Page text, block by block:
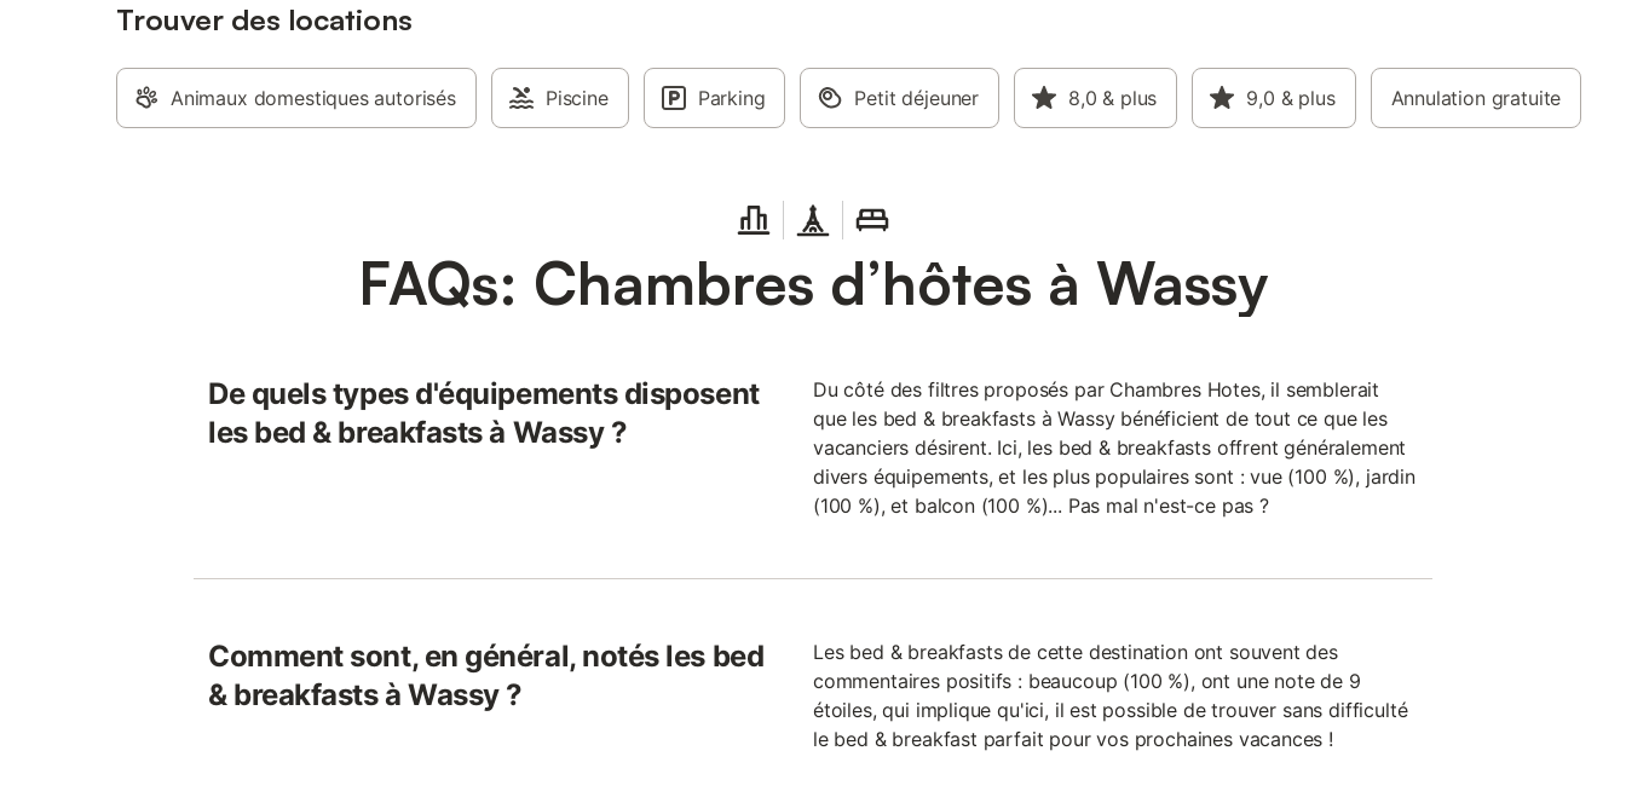
Trouver des locations
Animaux domestiques autorisés Piscine Parking Petit déjeuner 8,0 & plus 9,0 & plus Annulation gratuite
FAQs: Chambres d’hôtes à Wassy
De quels types d'équipements disposent
les bed & breakfasts à Wassy ?
Du côté des filtres proposés par Chambres Hotes, il semblerait
que les bed & breakfasts à Wassy bénéficient de tout ce que les
vacanciers désirent. Ici, les bed & breakfasts offrent généralement
divers équipements, et les plus populaires sont : vue (100 %), jardin
(100 %), et balcon (100 %)... Pas mal n'est-ce pas ?
Comment sont, en général, notés les bed
& breakfasts à Wassy ?
Les bed & breakfasts de cette destination ont souvent des
commentaires positifs : beaucoup (100 %), ont une note de 9
étoiles, qui implique qu'ici, il est possible de trouver sans difficulté
le bed & breakfast parfait pour vos prochaines vacances !